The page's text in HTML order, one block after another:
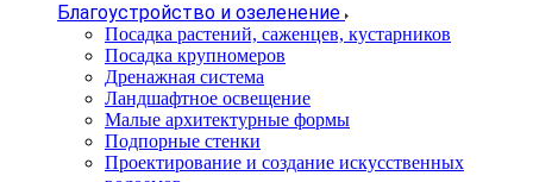
Благоустройство и озеленение
Посадка растений, саженцев, кустарников
Посадка крупномеров
Дренажная система
Ландшафтное освещение
Малые архитектурные формы
Подпорные стенки
Проектирование и создание искусственных